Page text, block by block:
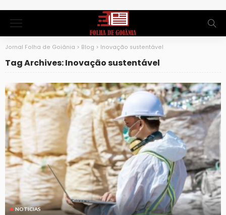
Jornal Folha de Goiânia > Blog > Inovação sustentável
Tag Archives: Inovação sustentável
NOTICIAS